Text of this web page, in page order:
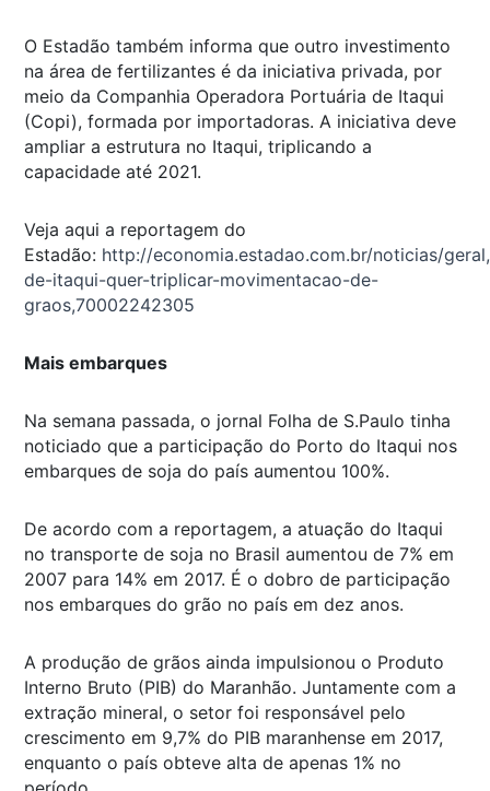
O Estadão também informa que outro investimento
na área de fertilizantes é da iniciativa privada, por
meio da Companhia Operadora Portuária de Itaqui
(Copi), formada por importadoras. A iniciativa deve
ampliar a estrutura no Itaqui, triplicando a
capacidade até 2021.
Veja aqui a reportagem do
Estadão: http://economia.estadao.com.br/noticias/
de-itaqui-quer-triplicar-movimentacao-de-
graos,70002242305
Mais embarques
Na semana passada, o jornal Folha de S.Paulo tinha
noticiado que a participação do Porto do Itaqui nos
embarques de soja do país aumentou 100%.
De acordo com a reportagem, a atuação do Itaqui
no transporte de soja no Brasil aumentou de 7% em
2007 para 14% em 2017. É o dobro de participação
nos embarques do grão no país em dez anos.
A produção de grãos ainda impulsionou o Produto
Interno Bruto (PIB) do Maranhão. Juntamente com a
extração mineral, o setor foi responsável pelo
crescimento em 9,7% do PIB maranhense em 2017,
enquanto o país obteve alta de apenas 1% no